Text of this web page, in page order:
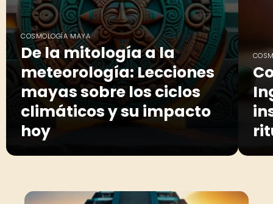
COSMOLOGÍA MAYA
De la mitología a la
meteorología: Lecciones
mayas sobre los ciclos
climáticos y su impacto
hoy